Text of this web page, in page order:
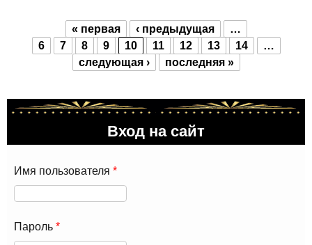
Страницы
« первая ‹ предыдущая
…
6
7 8 9 10 11 12 13 14
…
следующая ›
последняя »
Вход на сайт
Имя пользователя *
Пароль *